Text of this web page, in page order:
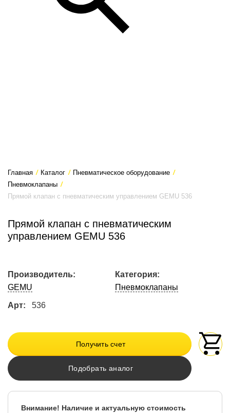
Главная / Каталог / Пневматическое оборудование /
Пневмоклапаны /
Прямой клапан с пневматическим управлением GEMU 536
Прямой клапан с пневматическим
управлением GEMU 536
Производитель:
GEMU
Категория:
Пневмоклапаны
Арт: 536
Получить счет
Подобрать аналог
Внимание! Наличие и актуальную стоимость